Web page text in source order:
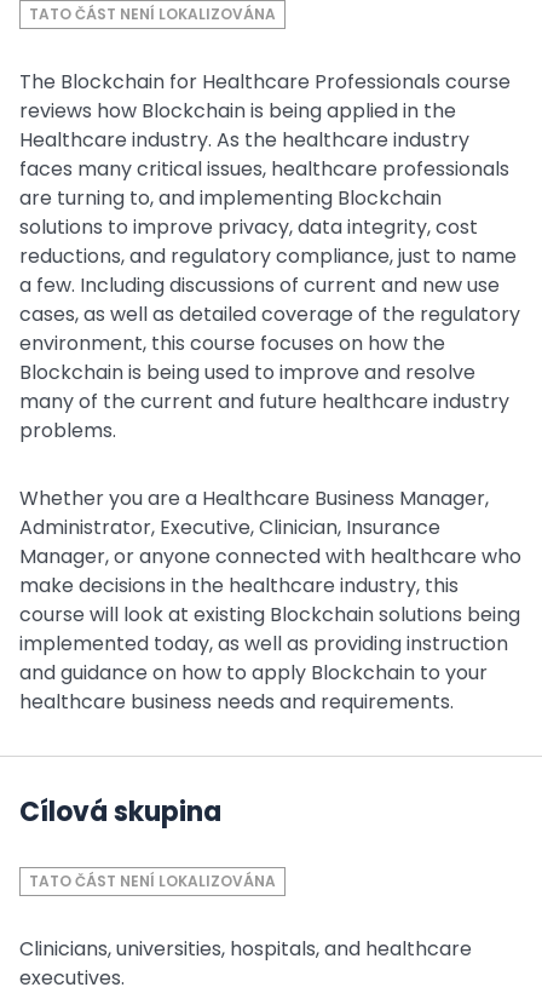
TATO ČÁST NENÍ LOKALIZOVÁNA
The Blockchain for Healthcare Professionals course
reviews how Blockchain is being applied in the
Healthcare industry. As the healthcare industry
faces many critical issues, healthcare professionals
are turning to, and implementing Blockchain
solutions to improve privacy, data integrity, cost
reductions, and regulatory compliance, just to name
a few. Including discussions of current and new use
cases, as well as detailed coverage of the regulatory
environment, this course focuses on how the
Blockchain is being used to improve and resolve
many of the current and future healthcare industry
problems.
Whether you are a Healthcare Business Manager,
Administrator, Executive, Clinician, Insurance
Manager, or anyone connected with healthcare who
make decisions in the healthcare industry, this
course will look at existing Blockchain solutions being
implemented today, as well as providing instruction
and guidance on how to apply Blockchain to your
healthcare business needs and requirements.
Cílová skupina
TATO ČÁST NENÍ LOKALIZOVÁNA
Clinicians, universities, hospitals, and healthcare
executives.